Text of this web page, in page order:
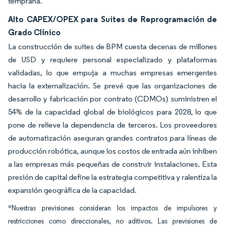
Alto CAPEX/OPEX para Suites de Reprogramación de
Grado Clínico
La construcción de suites de BPM cuesta decenas de millones
de USD y requiere personal especializado y plataformas
validadas, lo que empuja a muchas empresas emergentes
hacia la externalización. Se prevé que las organizaciones de
desarrollo y fabricación por contrato (CDMOs) suministren el
54% de la capacidad global de biológicos para 2028, lo que
pone de relieve la dependencia de terceros. Los proveedores
de automatización aseguran grandes contratos para líneas de
producción robótica, aunque los costos de entrada aún inhiben
a las empresas más pequeñas de construir instalaciones. Esta
presión de capital define la estrategia competitiva y ralentiza la
expansión geográfica de la capacidad.
*Nuestras previsiones consideran los impactos de impulsores y
restricciones como direccionales, no aditivos. Las previsiones de